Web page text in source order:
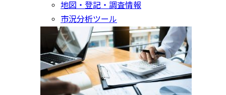
地図・登記・調査情報
市況分析ツール